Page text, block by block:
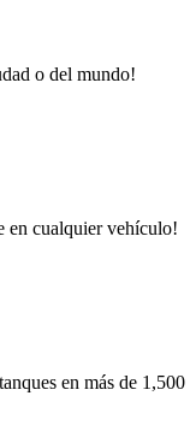
o del mundo!
en cualquier vehículo!
en más de 1,500